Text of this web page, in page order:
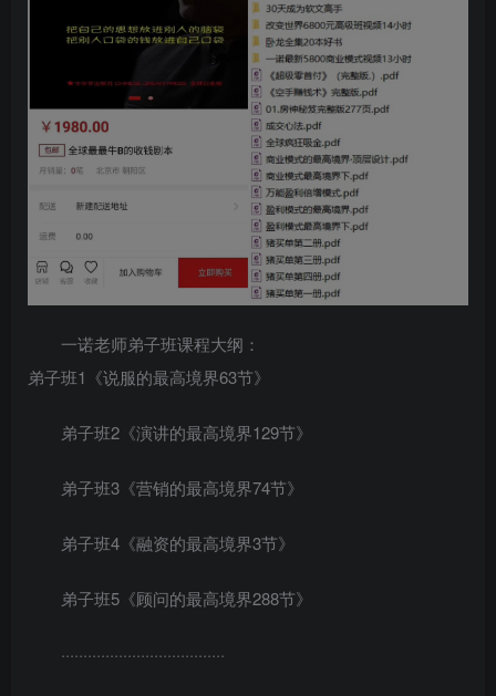
一诺老师弟子班课程大纲：
弟子班1《说服的最高境界63节》
弟子班2《演讲的最高境界129节》
弟子班3《营销的最高境界74节》
弟子班4《融资的最高境界3节》
弟子班5《顾问的最高境界288节》
·····································